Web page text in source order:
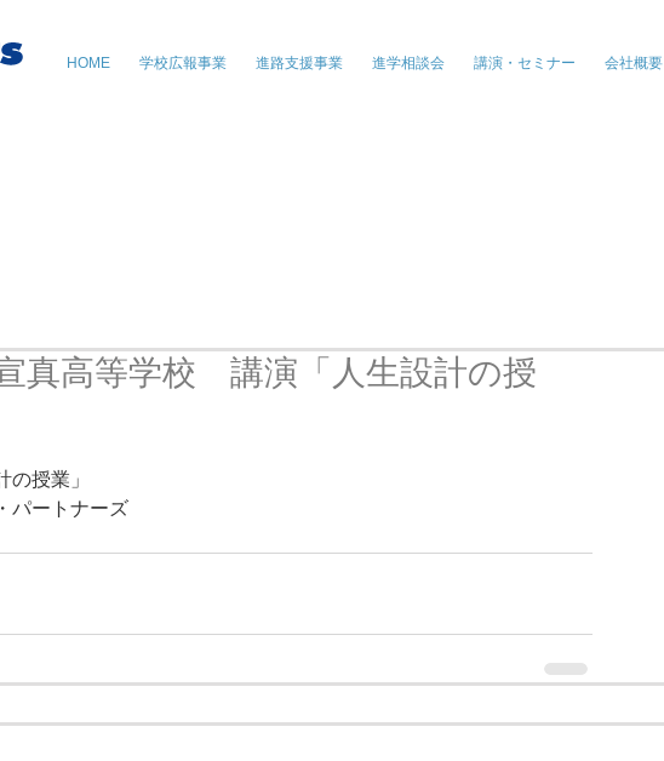
HOME 学校広報事業 進路支援事業 進学相談会 講演・セミナー 会社概要
真高等学校 講演「人生設計の授
の授業」
パートナーズ